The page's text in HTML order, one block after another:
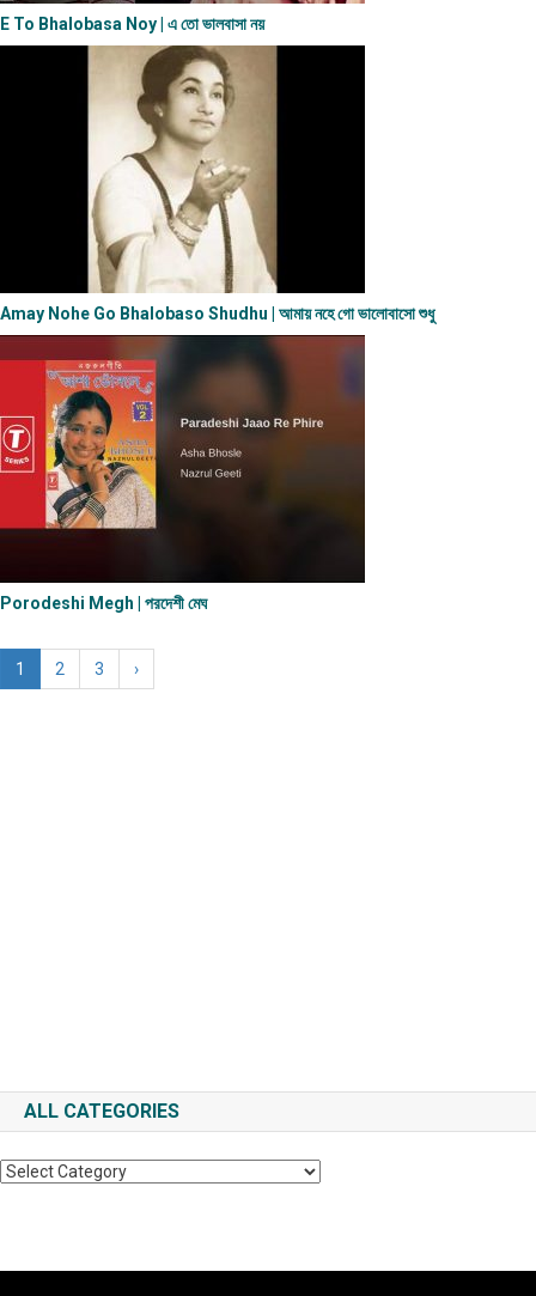
E To Bhalobasa Noy | এ তো ভালবাসা ন​য়
Amay Nohe Go Bhalobaso Shudhu | আমায় নহে গো ভালোবাসো শুধু
Porodeshi Megh | পরদেশী মেঘ
1 2 3 ›
ALL CATEGORIES
All